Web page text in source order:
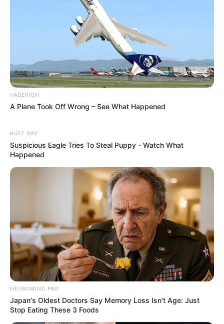
HABERION
A Plane Took Off Wrong – See What Happened
BUZZ DAY
Suspicious Eagle Tries To Steal Puppy - Watch What
Happened
NEUROMIND PRO
Japan's Oldest Doctors Say Memory Loss Isn't Age: Just
Stop Eating These 3 Foods